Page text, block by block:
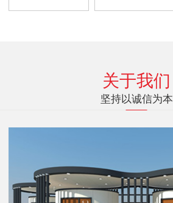
关于我们
坚持以诚信为本